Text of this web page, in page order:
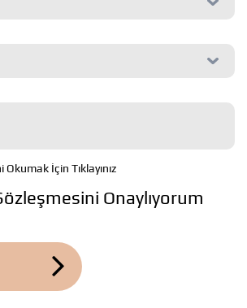
Okumak İçin Tıklayınız
Onaylıyorum